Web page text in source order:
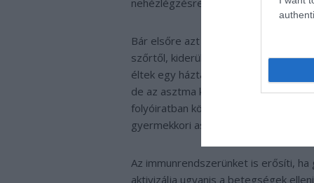
nehézlégzésre.
Bár elsőre azt gondolhatnánk, hogy
szőrtől, kiderült, hogy azoknál az
éltek egy háztartásban, nem csupán
de az asztma kockázata is
folyóiratban közzétett tanulmány
gyermekkori asztma, tüdőgyulladás
Az immunrendszerünket is erősíti,
aktivizálja ugyanis a betegségek